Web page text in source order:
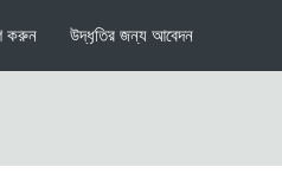
করুন উদ্ধৃতির জন্য আবেদন